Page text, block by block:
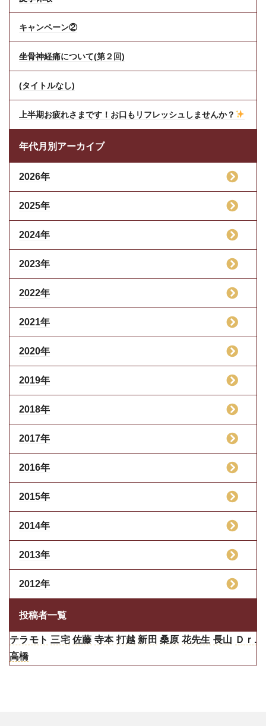
キャンペーン②
坐骨神経痛について(第２回)
(タイトルなし)
上半期お疲れさまです！お口もリフレッシュしませんか？
年代月別アーカイブ
2026年
2025年
2024年
2023年
2022年
2021年
2020年
2019年
2018年
2017年
2016年
2015年
2014年
2013年
2012年
投稿者一覧
テラモト 三宅 佐藤 寺本 打越 新田 桑原 花先生 長山 Ｄｒ.
高橋